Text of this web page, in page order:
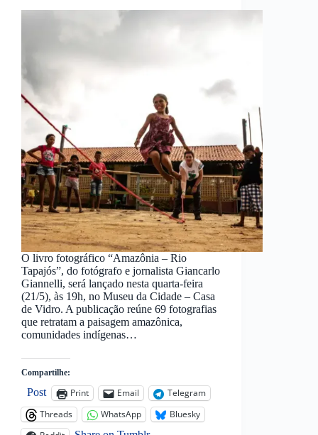
O livro fotográfico “Amazônia – Rio
Tapajós”, do fotógrafo e jornalista Giancarlo
Giannelli, será lançado nesta quarta-feira
(21/5), às 19h, no Museu da Cidade – Casa
de Vidro. A publicação reúne 69 fotografias
que retratam a paisagem amazônica,
comunidades indígenas…
Compartilhe:
Post Print Email
Telegram
Threads
WhatsApp
Bluesky